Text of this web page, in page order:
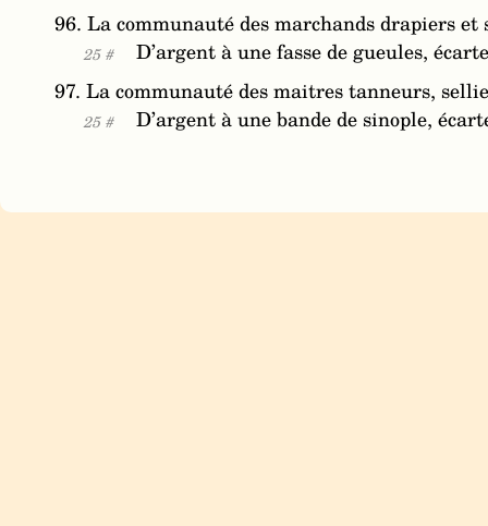
96. La communauté des marchands drapiers
25 #
D’argent à une fasse de gueules,
97. La communauté des maitres tanneurs,
25 # D’argent à une bande de sinople,